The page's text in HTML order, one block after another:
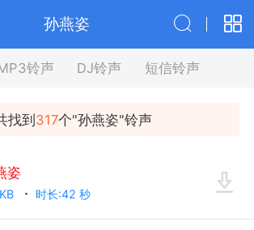
孙燕姿
铃声 DJ铃声 短信铃声
找到317个"孙燕姿"铃声
姿
时长:42 秒